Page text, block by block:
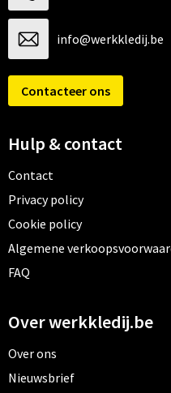
info@werkkledij.be
Contacteer ons
Hulp & contact
Contact
Privacy policy
Cookie policy
Algemene
FAQ
Over werkkledij.be
Over ons
Nieuwsbrief